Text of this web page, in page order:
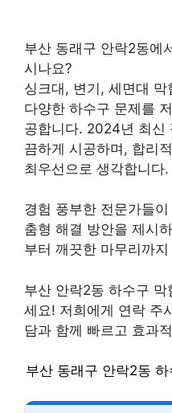
부산 동래구 안락2동에
시나요?
싱크대, 변기, 세면대
다양한 하수구 문제를
공합니다. 2024년 최신
끔하게 시공하며, 합리
최우선으로 생각합니다.
경험 풍부한 전문가들
춤형 해결 방안을 제시
부터 깨끗한 마무리까
부산 안락2동 하수구
세요! 저희에게 연락 주
담과 함께 빠르고 효과
부산 동래구 안락2동